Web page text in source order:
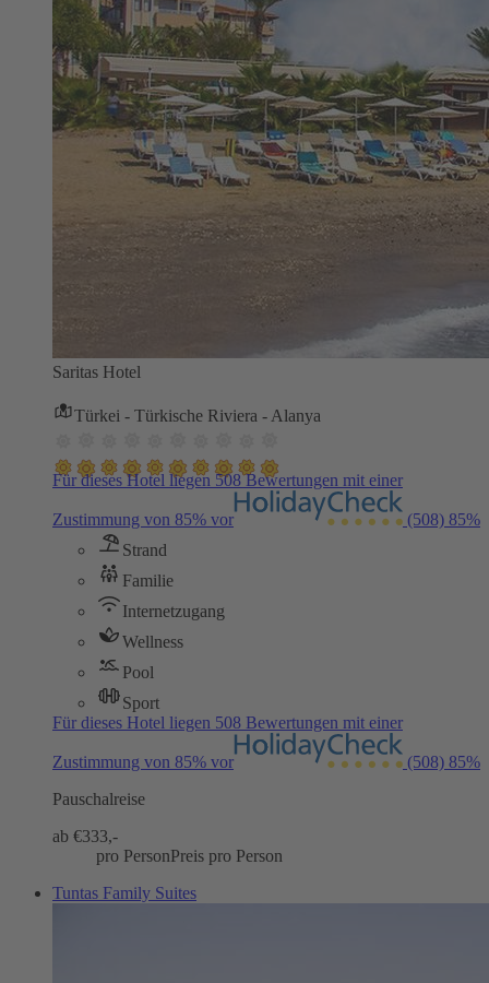
Saritas Hotel
Türkei - Türkische Riviera - Alanya
Für dieses Hotel liegen 508 Bewertungen mit einer
Zustimmung von 85% vor (508) 85%
Strand
Familie
Internetzugang
Wellness
Pool
Sport
Für dieses Hotel liegen 508 Bewertungen mit einer
Zustimmung von 85% vor (508) 85%
Pauschalreise
ab €333,-
pro PersonPreis pro Person
Tuntas Family Suites